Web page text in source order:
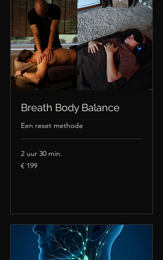
Breath Body Balance
Een reset methode
2 uur 30 min.
199
euro
€ 199